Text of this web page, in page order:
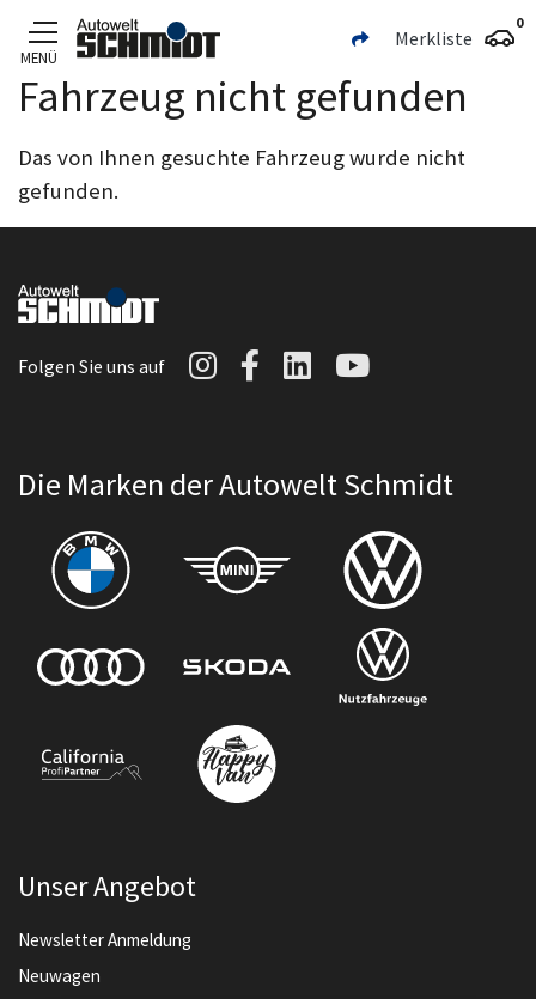
Zum Hauptinhalt
MENÜ
Merkliste
0
Fahrzeug nicht gefunden
Das von Ihnen gesuchte Fahrzeug wurde nicht
gefunden.
Folgen Sie uns auf Autowelt Schmidt auf
Autowelt Schmidt
AutoweltAutowelt
Die Marken der Autowelt Schmidt
Unser Angebot
Newsletter Anmeldung
Neuwagen